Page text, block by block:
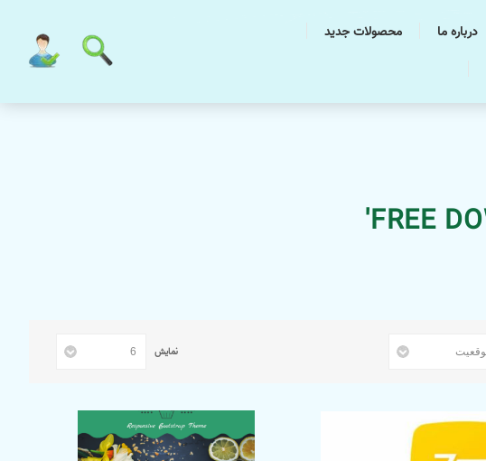
درباره ما
محصولات جدید
نمایش